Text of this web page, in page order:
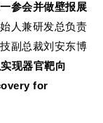
参会并做壁报展
人兼研发总负责
副总裁刘安东博
现器官靶向
for